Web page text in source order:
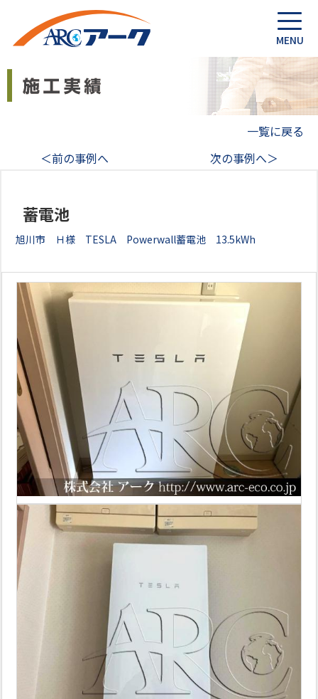
一覧に戻る
＜前の事例へ
次の事例へ＞
蓄電池
旭川市 Ｈ様 TESLA Powerwall蓄電池 13.5kWh